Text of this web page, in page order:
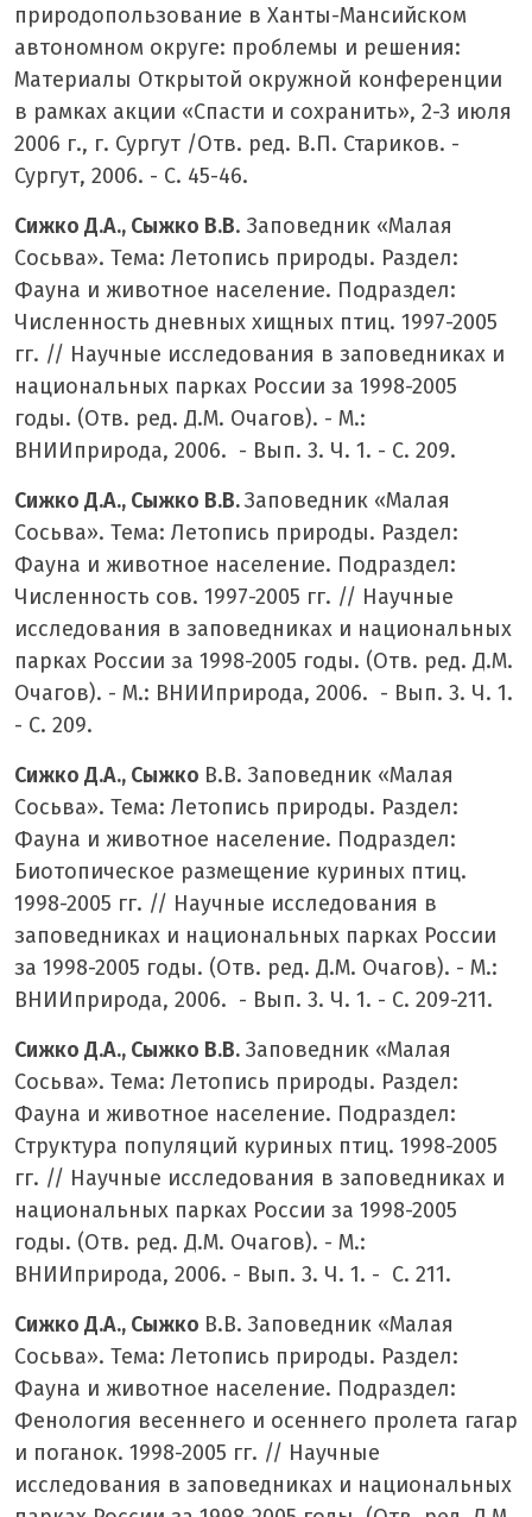
природопользование в Ханты-Мансийском
автономном округе: проблемы и решения:
Материалы Открытой окружной конференции
в рамках акции «Спасти и сохранить», 2-3 июля
2006 г., г. Сургут /Отв. ред. В.П. Стариков. -
Сургут, 2006. - С. 45-46.
Сижко Д.А., Сыжко В.В. Заповедник «Малая
Сосьва». Тема: Летопись природы. Раздел:
Фауна и животное население. Подраздел:
Численность дневных хищных птиц. 1997-2005
гг. // Научные исследования в заповедниках и
национальных парках России за 1998-2005
годы. (Отв. ред. Д.М. Очагов). - М.:
ВНИИприрода, 2006. - Вып. 3. Ч. 1. - С. 209.
Сижко Д.А., Сыжко В.В.Заповедник «Малая
Сосьва». Тема: Летопись природы. Раздел:
Фауна и животное население. Подраздел:
Численность сов. 1997-2005 гг. // Научные
исследования в заповедниках и национальных
парках России за 1998-2005 годы. (Отв. ред. Д.М.
Очагов). - М.: ВНИИприрода, 2006. - Вып. 3. Ч. 1.
- С. 209.
Сижко Д.А., Сыжко В.В. Заповедник «Малая
Сосьва». Тема: Летопись природы. Раздел:
Фауна и животное население. Подраздел:
Биотопическое размещение куриных птиц.
1998-2005 гг. // Научные исследования в
заповедниках и национальных парках России
за 1998-2005 годы. (Отв. ред. Д.М. Очагов). - М.:
ВНИИприрода, 2006. - Вып. 3. Ч. 1. - С. 209-211.
Сижко Д.А., Сыжко В.В. Заповедник «Малая
Сосьва». Тема: Летопись природы. Раздел:
Фауна и животное население. Подраздел:
Структура популяций куриных птиц. 1998-2005
гг. // Научные исследования в заповедниках и
национальных парках России за 1998-2005
годы. (Отв. ред. Д.М. Очагов). - М.:
ВНИИприрода, 2006. - Вып. 3. Ч. 1. - С. 211.
Сижко Д.А., Сыжко В.В. Заповедник «Малая
Сосьва». Тема: Летопись природы. Раздел:
Фауна и животное население. Подраздел:
Фенология весеннего и осеннего пролета гагар
и поганок. 1998-2005 гг. // Научные
исследования в заповедниках и национальных